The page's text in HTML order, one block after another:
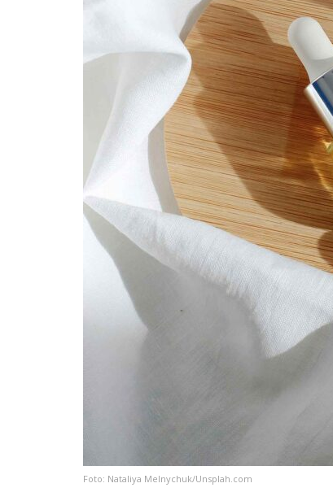
Foto: Nataliya Melnychuk/Unsplah.com